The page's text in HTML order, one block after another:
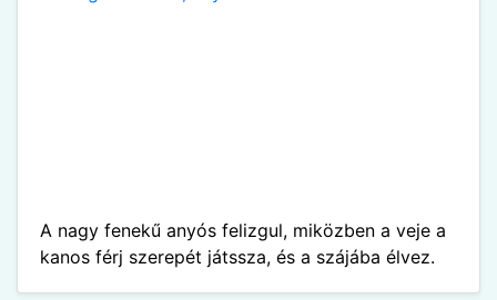
A nagy fenekű anyós felizgul, miközben a veje a
kanos férj szerepét játssza, és a szájába élvez.